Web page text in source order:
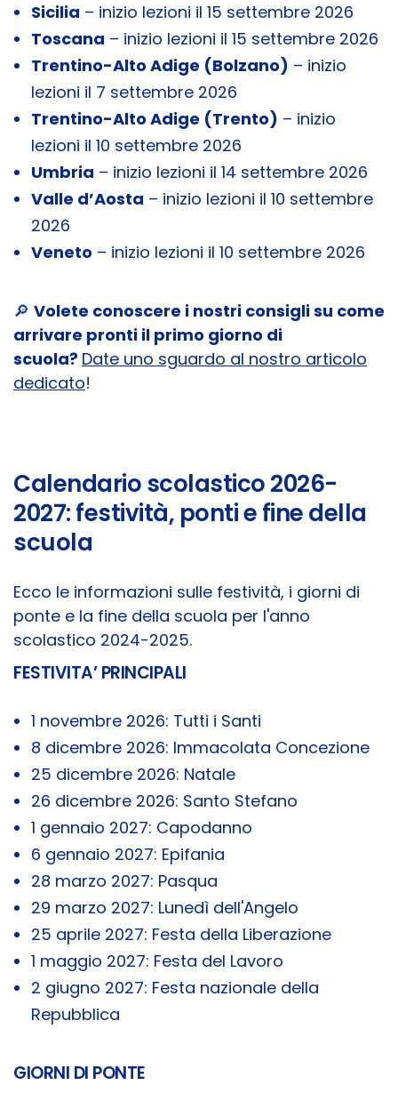
Sicilia – inizio lezioni il 15 settembre 2026
Toscana – inizio lezioni il 15 settembre 2026
Trentino-Alto Adige (Bolzano) – inizio
lezioni il 7 settembre 2026
Trentino-Alto Adige (Trento) – inizio
lezioni il 10 settembre 2026
Umbria – inizio lezioni il 14 settembre 2026
Valle d’Aosta – inizio lezioni il 10 settembre
2026
Veneto – inizio lezioni il 10 settembre 2026
🔎 Volete conoscere i nostri consigli su come
arrivare pronti il primo giorno di
scuola? Date uno sguardo al nostro articolo
dedicato!
Calendario scolastico 2026-
2027: festività, ponti e fine della
scuola
Ecco le informazioni sulle festività, i giorni di
ponte e la fine della scuola per l'anno
scolastico 2024-2025.
FESTIVITA’ PRINCIPALI
1 novembre 2026: Tutti i Santi
8 dicembre 2026: Immacolata Concezione
25 dicembre 2026: Natale
26 dicembre 2026: Santo Stefano
1 gennaio 2027: Capodanno
6 gennaio 2027: Epifania
28 marzo 2027: Pasqua
29 marzo 2027: Lunedì dell'Angelo
25 aprile 2027: Festa della Liberazione
1 maggio 2027: Festa del Lavoro
2 giugno 2027: Festa nazionale della
Repubblica
GIORNI DI PONTE